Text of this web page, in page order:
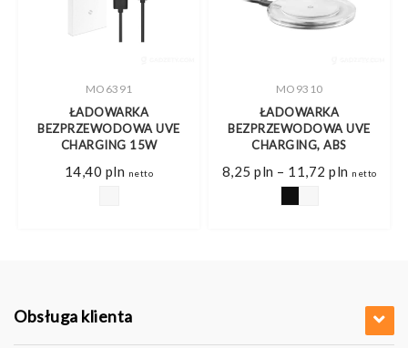
MO6391
ŁADOWARKA
BEZPRZEWODOWA UVE
CHARGING 15W
14,40 pln netto
MO9310
ŁADOWARKA
BEZPRZEWODOWA UVE
CHARGING, ABS
8,25 pln – 11,72 pln Zakres
cen:
netto
Obsługa klienta